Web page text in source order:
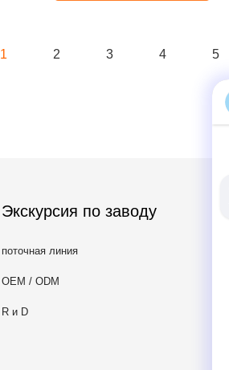
1 2 3 4 5
Экскурсия по заводу
поточная линия
OEM / ODM
R и D